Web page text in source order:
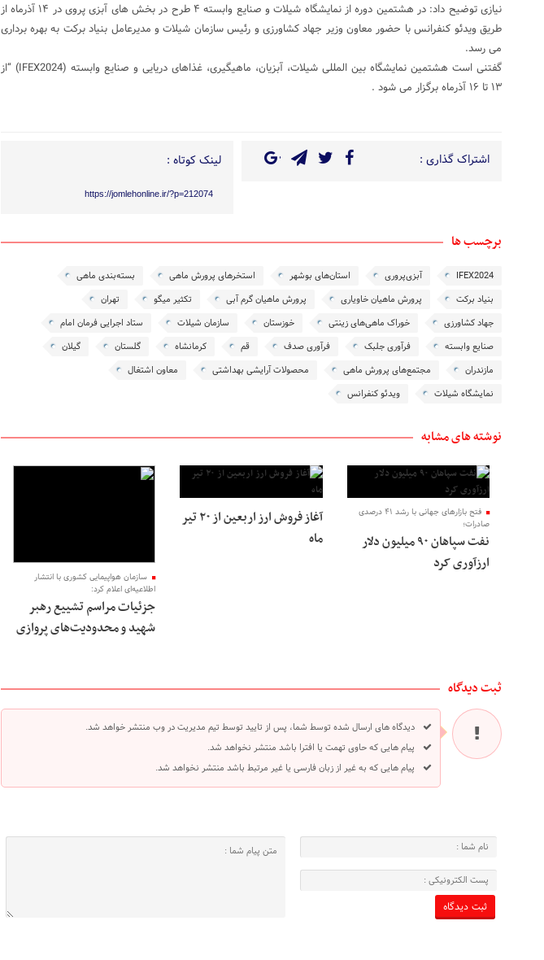
نیازی توضیح داد: در هشتمین دوره از نمایشگاه شیلات و صنایع وابسته ۴ طرح در بخش های آبزی پروی در ۱۴ آذرماه از
طریق ویدئو کنفرانس با حضور معاون وزیر جهاد کشاورزی و رئیس سازمان شیلات و مدیرعامل بنیاد برکت به بهره برداری
می رسد.
گفتنی است هشتمین نمایشگاه بین المللی شیلات، آبزیان، ماهیگیری، غذاهای دریایی و صنایع وابسته (IFEX2024) “از
۱۳ تا ۱۶ آذرماه برگزار می شود .
اشتراک گذاری : لینک کوتاه :
https://jomlehonline.ir/?p=212074
برچسب ها
IFEX2024 آبزی‌پروری استان‌های بوشهر استخرهای پرورش ماهی
بسته‌بندی ماهی
بنیاد برکت
پرورش ماهیان خاویاری پرورش ماهیان گرم آبی تکثیر میگو
تهران
جهاد کشاورزی
خوراک ماهی‌های زینتی خوزستان سازمان شیلات
ستاد اجرایی فرمان امام
صنایع وابسته
فرآوری جلبک فرآوری صدف قم کرمانشاه گلستان
گیلان
مازندران
مجتمع‌های پرورش ماهی محصولات آرایشی بهداشتی
معاون اشتغال
نمایشگاه شیلات
ویدئو کنفرانس
نوشته های مشابه
فتح بازارهای جهانی با رشد ۴۱ درصدی
صادرات؛
نفت سپاهان ۹۰ میلیون دلار
ارزآوری کرد
آغاز فروش ارز اربعین از ۲۰ تیر
ماه
سازمان هواپیمایی کشوری با انتشار
اطلاعیه‌ای اعلام کرد:
جزئیات مراسم تشییع رهبر
شهید و محدودیت‌های پروازی
ثبت دیدگاه
دیدگاه های ارسال شده توسط شما، پس از تایید توسط تیم مدیریت در وب منتشر خواهد شد.
پیام هایی که حاوی تهمت یا افترا باشد منتشر نخواهد شد.
پیام هایی که به غیر از زبان فارسی یا غیر مرتبط باشد منتشر نخواهد شد.